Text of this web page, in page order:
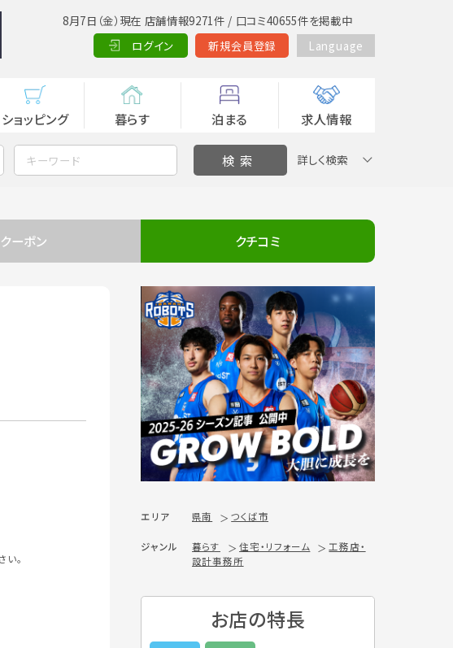
8月7日（金）現在 店舗情報9271件 / 口コミ40655件を掲載中
ログイン
新規会員登録 Language
ショッピング 暮らす 泊まる 求人情報
詳しく検索
クーポン クチコミ
。
エリア 県南 つくば市
ジャンル 暮らす 住宅・リフォーム
工務店・
設計事務所
お店の特長